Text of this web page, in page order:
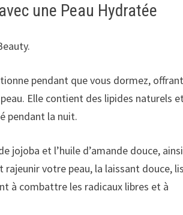
une Peau Hydratée
pendant que vous dormez,
Elle contient des lipides naturels
pendant la nuit.
jojoba et l’huile d’amande douce,
votre peau, la laissant douce,
à combattre les radicaux libres et à